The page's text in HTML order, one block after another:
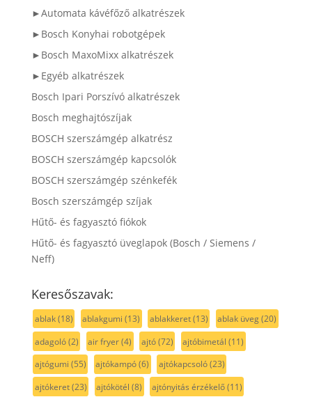
►Automata kávéfőző alkatrészek
►Bosch Konyhai robotgépek
►Bosch MaxoMixx alkatrészek
►Egyéb alkatrészek
Bosch Ipari Porszívó alkatrészek
Bosch meghajtószíjak
BOSCH szerszámgép alkatrész
BOSCH szerszámgép kapcsolók
BOSCH szerszámgép szénkefék
Bosch szerszámgép szíjak
Hűtő- és fagyasztó fiókok
Hűtő- és fagyasztó üveglapok (Bosch / Siemens /
Neff)
Keresőszavak:
ablak(18) ablakgumi (13) ablakkeret(13) ablak üveg(20)
adagoló(2) air fryer(4) ajtó(72) ajtóbimetál (11)
ajtógumi (55) ajtókampó(6) ajtókapcsoló(23)
ajtókeret(23) ajtókötél (8) ajtónyitás érzékelő(11)